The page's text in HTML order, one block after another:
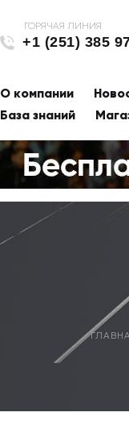
+1 (251) 385
О компании
База знаний